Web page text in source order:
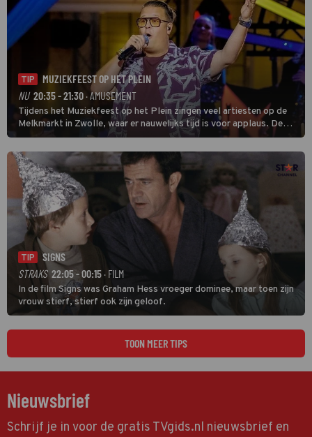
TIP
MUZIEKFEEST OP HET PLEIN
NU 20:35 - 21:30· AMUSEMENT
Tijdens het Muziekfeest op het Plein zingen veel artiesten op de
Melkmarkt in Zwolle, waar er nauwelijks tijd is voor applaus. De
grootste namen zijn André Hazes, Jannes, René Froger en
natuurlijk Rutger van Barneveld met zijn hit Zwoele Zomernachten.
TIP
SIGNS
STRAKS 22:05 - 00:15 · FILM
In de film Signs was Graham Hess vroeger dominee, maar toen zijn
vrouw stierf, stierf ook zijn geloof.
TOON MEER TIPS
Nieuwsbrief
Schrijf je in voor de gratis TVgids.nl nieuwsbrief en